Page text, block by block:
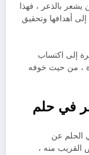
يشعر بالذعر ، فهذا
أهدافها وتحقيق
إلى اكتساب
، من حيث خوفه
في حلم
الحلم عن
القريب منه ،